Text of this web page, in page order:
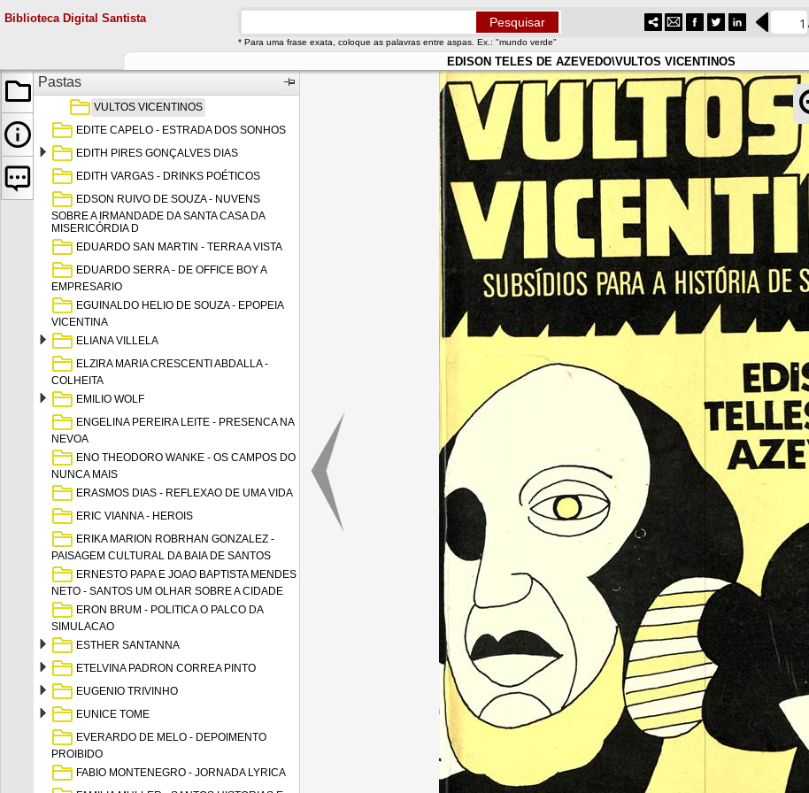
Biblioteca Digital Santista
* Para uma frase exata, coloque as palavras entre aspas. Ex.: "mundo verde"
EDISON TELES DE AZEVEDO\VULTOS VICENTINOS
Pastas
EDGARD CERQUEIRA FALCAO
108º ANIVERSÁRIO DE BENEDICTO
CALIXTO - 1961
VULTOS VICENTINOS
EDITE CAPELO - ESTRADA DOS SONHOS
EDITH PIRES GONÇALVES DIAS
EDITH VARGAS - DRINKS POÉTICOS
EDSON RUIVO DE SOUZA - NUVENS
SOBRE A IRMANDADE DA SANTA CASA DA
MISERICÓRDIA D
EDUARDO SAN MARTIN - TERRA A VISTA
EDUARDO SERRA - DE OFFICE BOY A
EMPRESARIO
EGUINALDO HELIO DE SOUZA - EPOPEIA
VICENTINA
ELIANA VILLELA
ELZIRA MARIA CRESCENTI ABDALLA -
COLHEITA
EMILIO WOLF
ENGELINA PEREIRA LEITE - PRESENCA NA
NEVOA
ENO THEODORO WANKE - OS CAMPOS DO
NUNCA MAIS
ERASMOS DIAS - REFLEXAO DE UMA VIDA
ERIC VIANNA - HEROIS
ERIKA MARION ROBRHAN GONZALEZ -
PAISAGEM CULTURAL DA BAIA DE SANTOS
ERNESTO PAPA E JOAO BAPTISTA MENDES
NETO - SANTOS UM OLHAR SOBRE A CIDADE
ERON BRUM - POLITICA O PALCO DA
SIMULACAO
ESTHER SANTANNA
ETELVINA PADRON CORREA PINTO
EUGENIO TRIVINHO
EUNICE TOME
EVERARDO DE MELO - DEPOIMENTO
PROIBIDO
FABIO MONTENEGRO - JORNADA LYRICA